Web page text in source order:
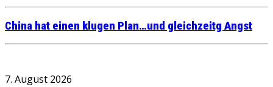
China hat einen klugen Plan…und gleichzeitg Angst
7. August 2026